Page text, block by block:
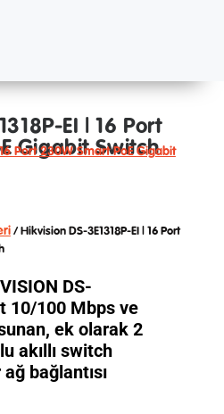
EI | 16 Port
Gigabit Switch
/ Hikvision DS-3E1318P-EI | 16 Port
DS-
10/100 Mbps ve
ek olarak 2
akıllı switch
bağlantısı